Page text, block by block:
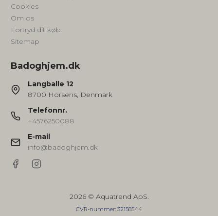
Cookies
Om os
Fortryd dit køb
Sitemap
Badoghjem.dk
Langballe 12
8700 Horsens, Denmark
Telefonnr.
+4576250088
E-mail
info@badoghjem.dk
2026 © Aquatrend ApS.
CVR-nummer: 32158544